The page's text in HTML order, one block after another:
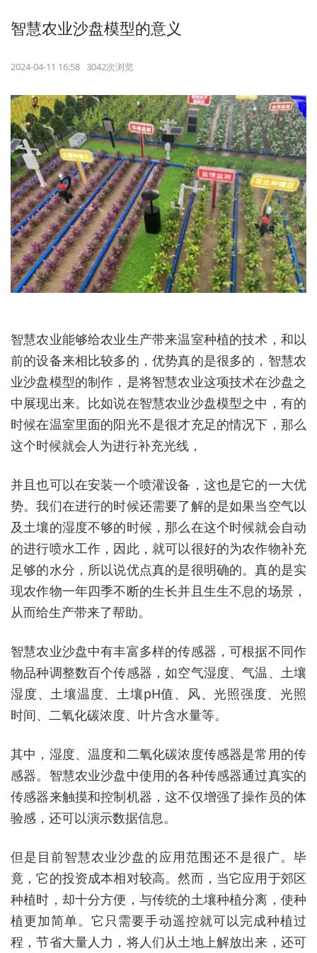
智慧农业沙盘模型的意义
2024-04-11 16:58 3042次浏览
智慧农业能够给农业生产带来温室种植的技术，和以
前的设备来相比较多的，优势真的是很多的，智慧农
业沙盘模型的制作，是将智慧农业这项技术在沙盘之
中展现出来。比如说在智慧农业沙盘模型之中，有的
时候在温室里面的阳光不是很才充足的情况下，那么
这个时候就会人为进行补充光线，
并且也可以在安装一个喷灌设备，这也是它的一大优
势。我们在进行的时候还需要了解的是如果当空气以
及土壤的湿度不够的时候，那么在这个时候就会自动
的进行喷水工作，因此，就可以很好的为农作物补充
足够的水分，所以说优点真的是很明确的。真的是实
现农作物一年四季不断的生长并且生生不息的场景，
从而给生产带来了帮助。
智慧农业沙盘中有丰富多样的传感器，可根据不同作
物品种调整数百个传感器，如空气湿度、气温、土壤
湿度、土壤温度、土壤pH值、风、光照强度、光照
时间、二氧化碳浓度、叶片含水量等。
其中，湿度、温度和二氧化碳浓度传感器是常用的传
感器。智慧农业沙盘中使用的各种传感器通过真实的
传感器来触摸和控制机器，这不仅增强了操作员的体
验感，还可以演示数据信息。
但是目前智慧农业沙盘的应用范围还不是很广。毕
竟，它的投资成本相对较高。然而，当它应用于郊区
种植时，却十分方便，与传统的土壤种植分离，使种
植更加简单。它只需要手动遥控就可以完成种植过
程，节省大量人力，将人们从土地上解放出来，还可